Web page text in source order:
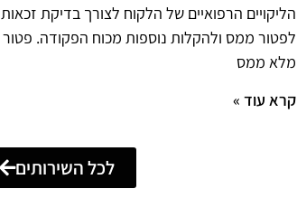
הליקויים הרפואיים של הלקוח לצורך בדיקת זכאות
לפטור ממס ולהקלות נוספות מכוח הפקודה. פטור
מלא ממס
קרא עוד »
לכל השירותים